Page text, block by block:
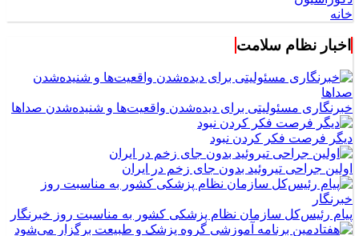
اخبار نظام سلامت
خبرنگاری مسئولیتی برای دیده‌شدن واقعیت‌ها و شنیده‌شدن صداها
دیگر فرصت فکر کردن نبود
اولین جراحی تیروئید بدون جای زخم در ایران
پیام رئیس‌کل سازمان نظام پزشکی کشور به مناسبت روز خبرنگار